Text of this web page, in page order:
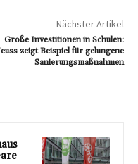
Nächster Artikel
Große Investitionen in Schulen:
zeigt Beispiel für gelungene
Sanierungsmaßnahmen